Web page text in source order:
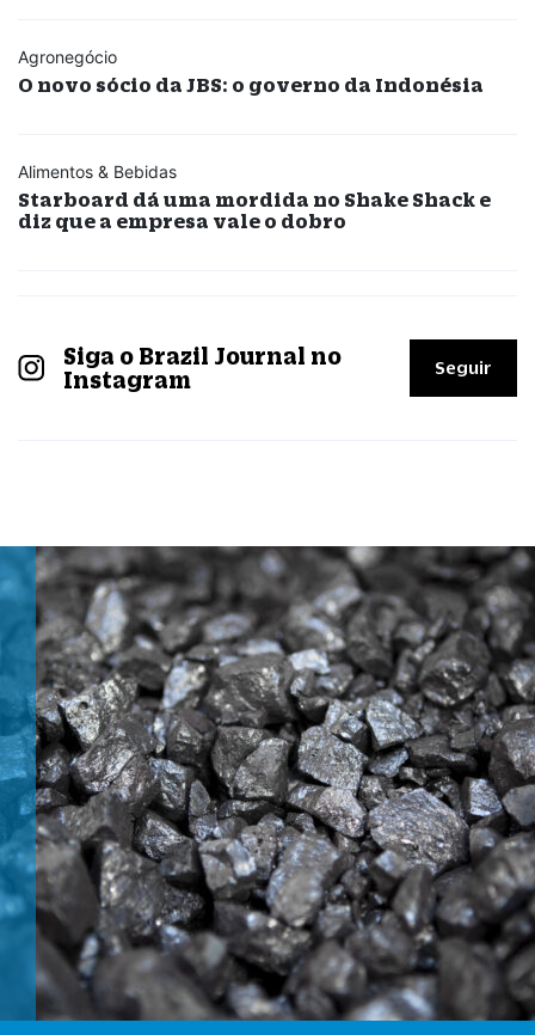
Agronegócio
O novo sócio da JBS: o governo da Indonésia
Alimentos & Bebidas
Starboard dá uma mordida no Shake Shack e
diz que a empresa vale o dobro
Siga o Brazil Journal no
Instagram
Seguir